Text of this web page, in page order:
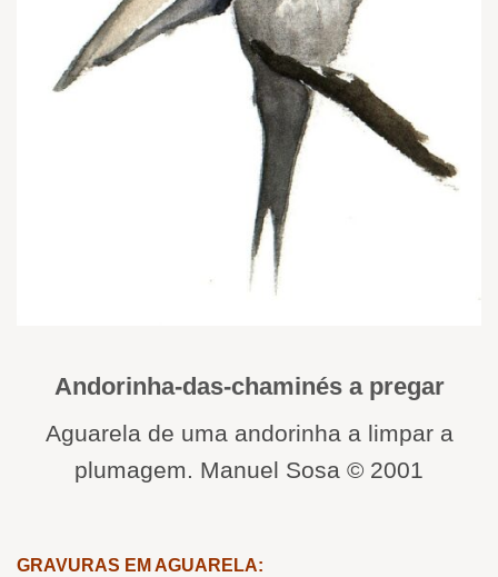
Andorinha-das-chaminés a pregar
Aguarela de uma andorinha a limpar a
plumagem. Manuel Sosa © 2001
GRAVURAS EM AGUARELA: